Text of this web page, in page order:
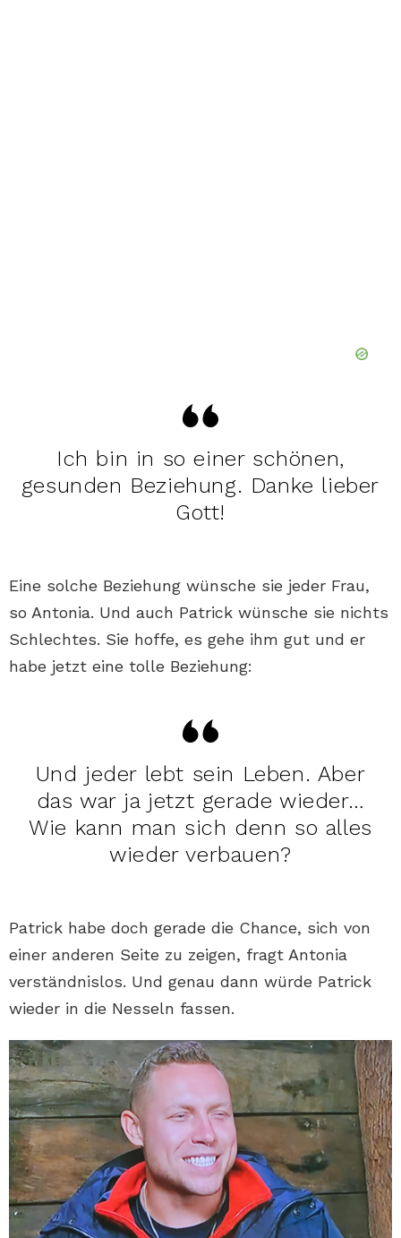
Ich bin in so einer schönen,
gesunden Beziehung. Danke lieber
Gott!
Eine solche Beziehung wünsche sie jeder Frau,
so Antonia. Und auch Patrick wünsche sie nichts
Schlechtes. Sie hoffe, es gehe ihm gut und er
habe jetzt eine tolle Beziehung:
Und jeder lebt sein Leben. Aber
das war ja jetzt gerade wieder…
Wie kann man sich denn so alles
wieder verbauen?
Patrick habe doch gerade die Chance, sich von
einer anderen Seite zu zeigen, fragt Antonia
verständnislos. Und genau dann würde Patrick
wieder in die Nesseln fassen.